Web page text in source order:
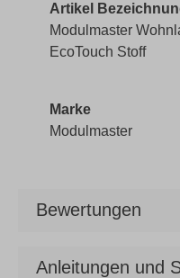
Artikel
Modulmaster
EcoTouch Stoff
Marke
Modulmaster
Bewertungen
Anleitungen und